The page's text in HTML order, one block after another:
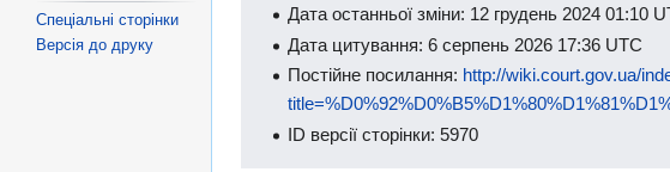
Дата останньої зміни: 12 грудень 2024 01:10
Дата цитування: 6 серпень 2026 17:36 UTC
Постійне посилання: http://wiki.court.gov.ua/
ID версії сторінки: 5970
Спеціальні сторінки
Версія до друку